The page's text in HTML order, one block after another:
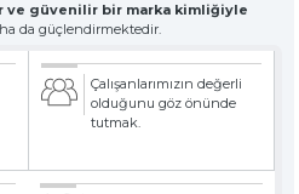
müşteriler için, nitelikli çözümler
solitions for premium
customers
ve güvenilir bir marka kimliğiyle
da güçlendirmektedir.
Çalışanlarımızın değerli
olduğunu göz önünde
tutmak.